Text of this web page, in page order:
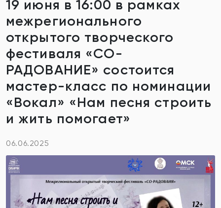
19 июня в 16:00 в рамках
межрегионального
открытого творческого
фестиваля «СО-
РАДОВАНИЕ» состоится
мастер-класс по номинации
«Вокал» «Нам песня строить
и жить помогает»
06.06.2025